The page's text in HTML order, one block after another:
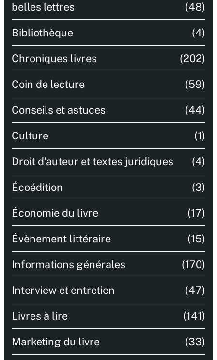
belles lettres (48)
Bibliothèque (4)
Chroniques livres (202)
Coin de lecture (59)
Conseils et astuces (44)
Culture (1)
Droit d'auteur et textes juridiques (4)
Écoédition (3)
Économie du livre (17)
Évènement littéraire (15)
Informations générales (170)
Interview et entretien (47)
Livres à lire (141)
Marketing du livre (33)